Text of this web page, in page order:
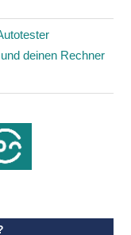
deinen Rechner